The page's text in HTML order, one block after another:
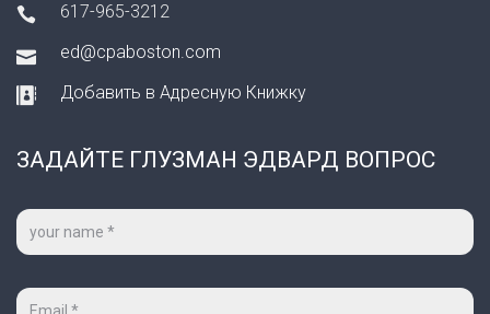
617-965-3212
ed@cpaboston.com
Добавить в Адресную Книжку
ЗАДАЙТЕ ГЛУЗМАН ЭДВАРД ВОПРОС
Ваше
имя
Ваш